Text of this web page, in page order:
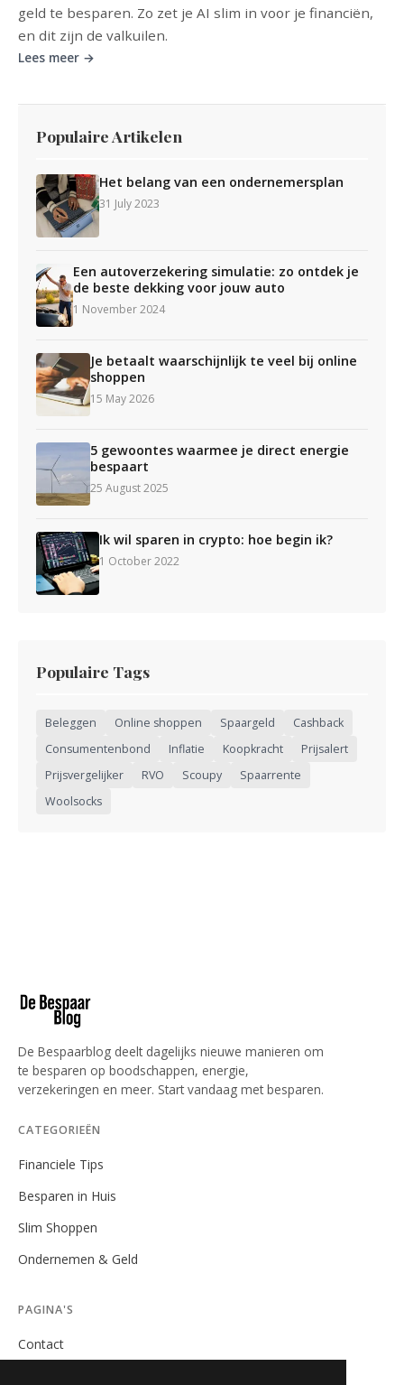
geld te besparen. Zo zet je AI slim in voor je financiën,
en dit zijn de valkuilen.
Lees meer →
Populaire Artikelen
Het belang van een ondernemersplan
31 July 2023
Een autoverzekering simulatie: zo ontdek je
de beste dekking voor jouw auto
1 November 2024
Je betaalt waarschijnlijk te veel bij online
shoppen
15 May 2026
5 gewoontes waarmee je direct energie
bespaart
25 August 2025
Ik wil sparen in crypto: hoe begin ik?
1 October 2022
Populaire Tags
Beleggen Online shoppen Spaargeld
Cashback
Consumentenbond
Inflatie Koopkracht
Prijsalert
Prijsvergelijker
RVO Scoupy
Spaarrente
Woolsocks
De Bespaarblog deelt dagelijks nieuwe manieren om
te besparen op boodschappen, energie,
verzekeringen en meer. Start vandaag met besparen.
CATEGORIEËN
Financiele Tips
Besparen in Huis
Slim Shoppen
Ondernemen & Geld
PAGINA'S
Contact